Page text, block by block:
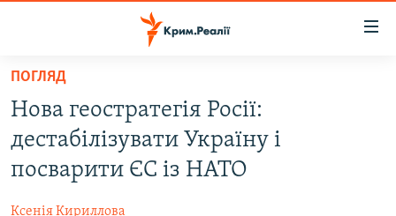
Перейти
основного
матеріалу
до
основної
ВОДА.КРИМ
ВІДЕО ТА ФОТО
ПОГЛЯД
Нова геостратегія Росії:
дестабілізувати Україну і
посварити ЄС із НАТО
Ксенія Кириллова